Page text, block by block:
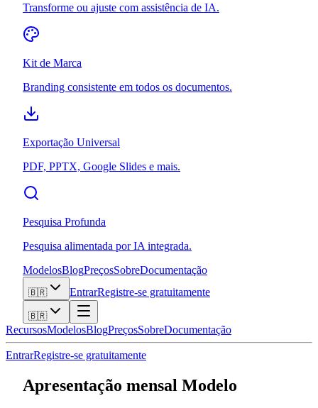
Transforme ou ajuste com assistência de IA.
Kit de Marca
Branding consistente em todos os documentos.
Exportação Universal
PDF, PPTX, Google Slides e mais.
Pesquisa Profunda
Pesquisa alimentada por IA integrada.
ModelosBlogPreçosSobreDocumentação
🇧🇷 EntrarRegistre-se gratuitamente
🇧🇷
RecursosModelosBlogPreçosSobreDocumentação
EntrarRegistre-se gratuitamente
Apresentação mensal Modelo